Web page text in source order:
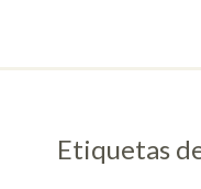
Etiquetas